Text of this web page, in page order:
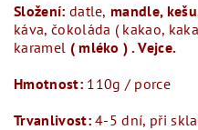
Složení: datle, mandle,
káva, čokoláda ( kakao,
karamel ( mléko ) . Vejce.
Hmotnost: 110g / porce
Trvanlivost:4-5 dní, při